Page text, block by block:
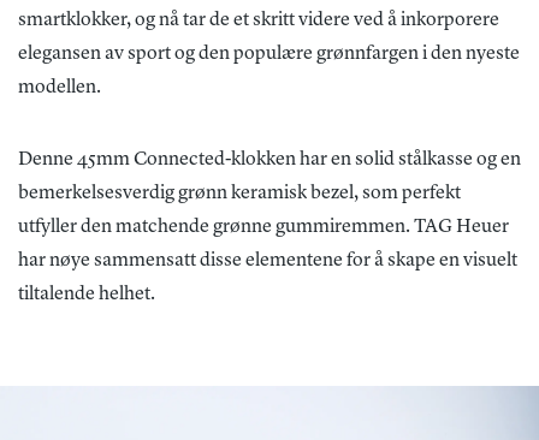
smartklokker, og nå tar de et skritt videre ved å inkorporere
elegansen av sport og den populære grønnfargen i den nyeste
modellen.
Denne 45mm Connected-klokken har en solid stålkasse og en
bemerkelsesverdig grønn keramisk bezel, som perfekt
utfyller den matchende grønne gummiremmen. TAG Heuer
har nøye sammensatt disse elementene for å skape en visuelt
tiltalende helhet.